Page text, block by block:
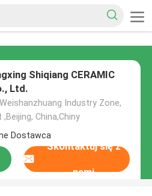
Shiqiang CERAMIC
Ltd.
Industry Zone,
China,Chiny
Dostawca
Skontaktuj się z
nami